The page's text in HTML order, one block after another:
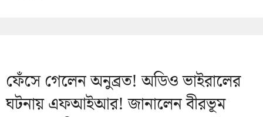
ফেঁসে গেলেন অনুব্রত! অডিও ভাইরালের
ঘটনায় এফআইআর! জানালেন বীরভূম